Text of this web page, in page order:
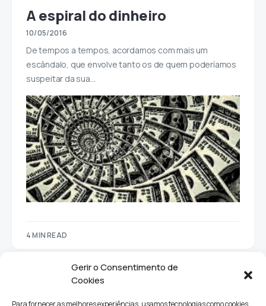
Gerir o Consentimento de
Cookies
Para fornecer as melhores experiências, usamos tecnologias como cookies
A espiral do dinheiro
10/05/2016
De tempos a tempos, acordamos com mais um
escândalo, que envolve tanto os de quem poderíamos
suspeitar da sua…
4 MIN READ